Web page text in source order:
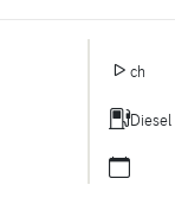
ch
Diesel